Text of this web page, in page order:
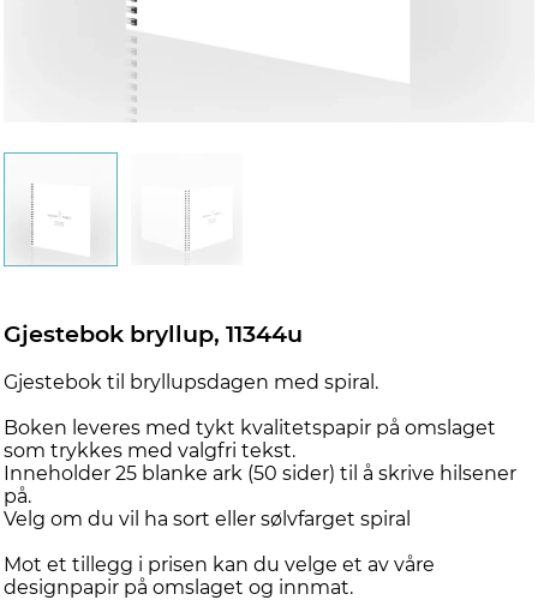
Gjestebok bryllup, 11344u
Gjestebok til bryllupsdagen med spiral.
Boken leveres med tykt kvalitetspapir på omslaget
som trykkes med valgfri tekst.
Inneholder 25 blanke ark (50 sider) til å skrive hilsener
på.
Velg om du vil ha sort eller sølvfarget spiral
Mot et tillegg i prisen kan du velge et av våre
designpapir på omslaget og innmat.